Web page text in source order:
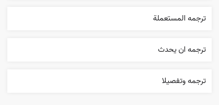
ترجمه المستعملة
ترجمه ان يحدث
ترجمه وتفصيلا